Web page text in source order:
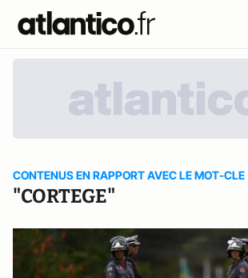
CONTENUS EN RAPPORT AVEC LE MOT-CLE
"CORTEGE"